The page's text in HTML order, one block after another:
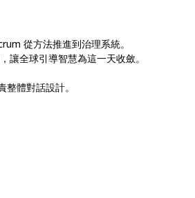
從方法推進到治理系統。
全球引導智慧為這一天收斂。
體對話設計。